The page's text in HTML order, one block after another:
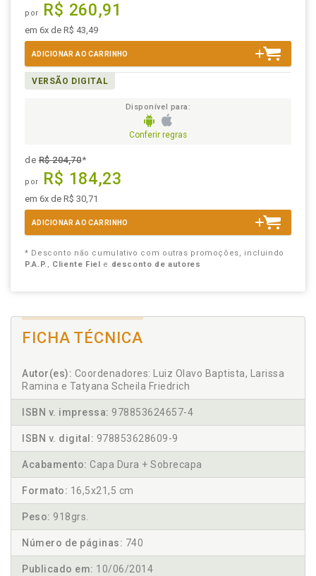
por R$ 260,91
em 6x de R$ 43,49
ADICIONAR AO CARRINHO
VERSÃO DIGITAL
Disponível para:
Conferir regras
deR$ 204,70*
por R$ 184,23
em 6x de R$ 30,71
ADICIONAR AO CARRINHO
* Desconto não cumulativo com outras promoções, incluindo
P.A.P., Cliente Fiel e desconto de autores
FICHA TÉCNICA
Autor(es): Coordenadores: Luiz Olavo Baptista, Larissa
Ramina e Tatyana Scheila Friedrich
ISBN v. impressa: 978853624657-4
ISBN v. digital: 978853628609-9
Acabamento: Capa Dura + Sobrecapa
Formato: 16,5x21,5 cm
Peso: 918grs.
Número de páginas: 740
Publicado em: 10/06/2014